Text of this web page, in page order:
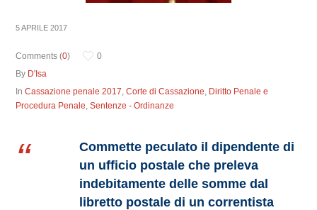
5 APRILE 2017
Comments (0)
0
By D'Isa
InCassazione penale 2017,Corte di Cassazione, Diritto Penale e
Procedura Penale,Sentenze - Ordinanze
Commette peculato il dipendente di
un ufficio postale che preleva
indebitamente delle somme dal
libretto postale di un correntista